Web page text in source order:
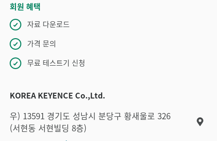
회원 혜택
자료 다운로드
가격 문의
무료 테스트기 신청
KOREA KEYENCE Co.,Ltd.
우) 13591 경기도 성남시 분당구 황새울로 326
(서현동 서현빌딩 8층)